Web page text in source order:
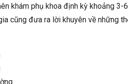
khám phụ khoa định kỳ khoảng
cũng đưa ra lời khuyên về những